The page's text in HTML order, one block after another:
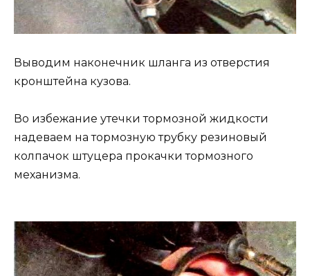
Выводим наконечник шланга из отверстия
кронштейна кузова.
Во избежание утечки тормозной жидкости
надеваем на тормозную трубку резиновый
колпачок штуцера прокачки тормозного
механизма.